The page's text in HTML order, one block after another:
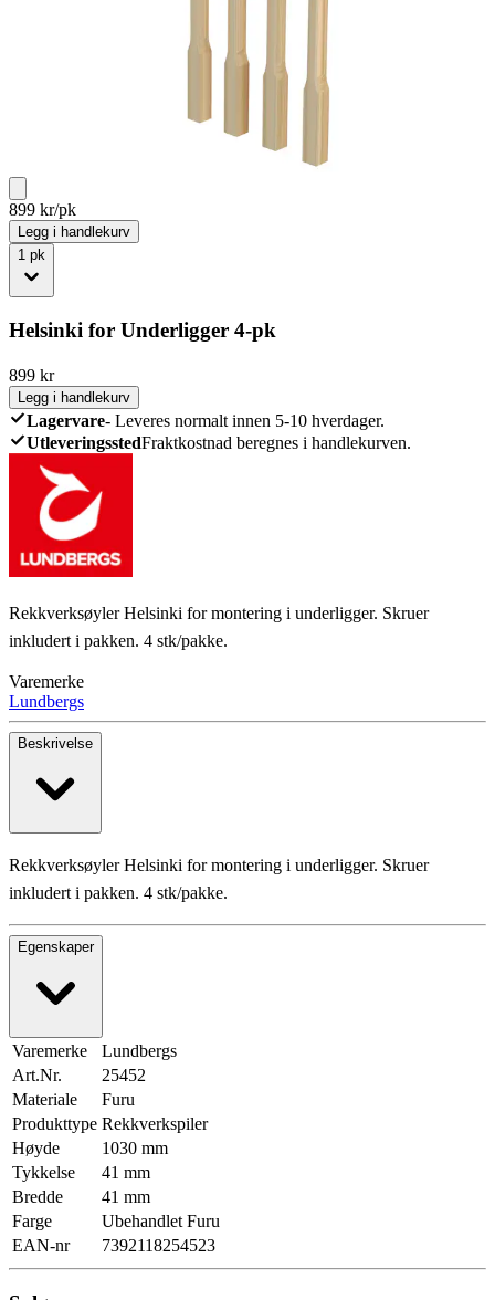
899 kr/pk
Legg i handlekurv
1 pk
Helsinki for Underligger 4-pk
899 kr
Legg i handlekurv
Lagervare- Leveres normalt innen 5-10 hverdager.
UtleveringsstedFraktkostnad beregnes i handlekurven.
Rekkverksøyler Helsinki for montering i underligger. Skruer
inkludert i pakken. 4 stk/pakke.
Varemerke
Lundbergs
Beskrivelse
Rekkverksøyler Helsinki for montering i underligger. Skruer
inkludert i pakken. 4 stk/pakke.
Egenskaper
Varemerke
Lundbergs
Art.Nr.
25452
Materiale
Furu
Produkttype Rekkverkspiler
Høyde
1030 mm
Tykkelse
41 mm
Bredde
41 mm
Farge
Ubehandlet Furu
EAN-nr
7392118254523